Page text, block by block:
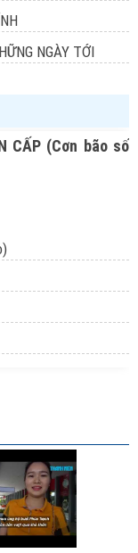
NGÀY TỚI
CẤP (Cơn bão số